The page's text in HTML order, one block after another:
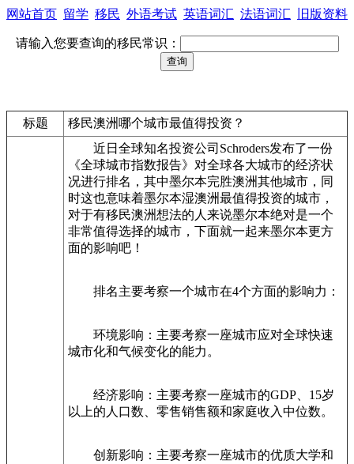
网站首页 留学 移民 外语考试 英语词汇 法语词汇 旧版资料
请输入您要查询的移民常识：
标题 移民澳洲哪个城市最值得投资？
近日全球知名投资公司Schroders发布了一份
《全球城市指数报告》对全球各大城市的经济状
况进行排名，其中墨尔本完胜澳洲其他城市，同
时这也意味着墨尔本湿澳洲最值得投资的城市，
对于有移民澳洲想法的人来说墨尔本绝对是一个
非常值得选择的城市，下面就一起来墨尔本更方
面的影响吧！
排名主要考察一个城市在4个方面的影响力：
环境影响：主要考察一座城市应对全球快速
城市化和气候变化的能力。
经济影响：主要考察一座城市的GDP、15岁
以上的人口数、零售销售额和家庭收入中位数。
创新影响：主要考察一座城市的优质大学和